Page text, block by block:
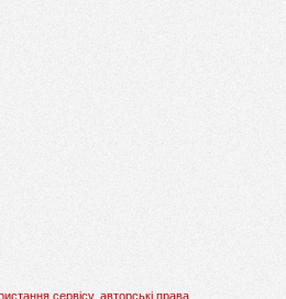
сервісу, авторські права.